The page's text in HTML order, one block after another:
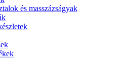
és masszázságyak